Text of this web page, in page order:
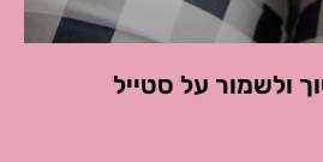
ולשמור על סטייל